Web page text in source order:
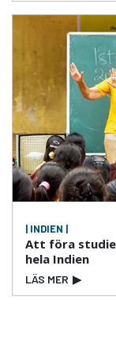
| INDIEN |
Att föra
hela Indien
LÄS MER ▶